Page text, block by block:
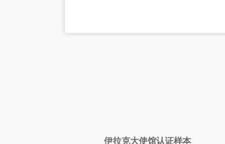
伊拉克大使馆认证样本